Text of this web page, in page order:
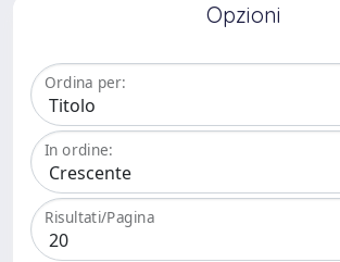
Opzioni
Ordina per:
In ordine:
Risultati/Pagina